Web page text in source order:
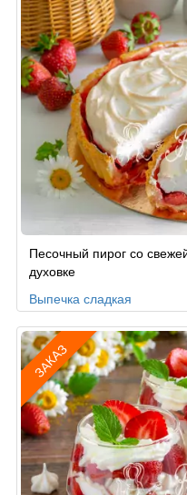
Песочный пирог со
духовке
Выпечка сладкая
ЗАКАЗ